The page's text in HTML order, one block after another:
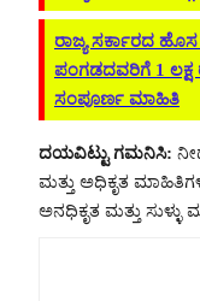
ರಾಜ್ಯ ಸರ್ಕಾರದ
ಪಂಗಡದವರಿಗೆ 1
ಸಂಪೂರ್ಣ ಮಾಹಿತಿ
ದಯವಿಟ್ಟು ಗಮನಿಸಿ:
ಮತ್ತು ಅಧಿಕೃತ
ಅನಧಿಕೃತ ಮತ್ತು ಸುಳ್ಳು